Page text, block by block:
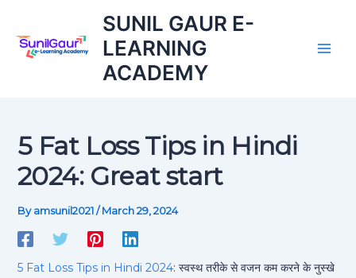
content
SUNIL GAUR E-
LEARNING
ACADEMY
5 Fat Loss Tips in Hindi
2024: Great start
Byamsunil2021/March 29, 2024
5 Fat Loss Tips in Hindi 2024: स्वस्थ तरीके से वजन कम करने के नुस्खे
c
h